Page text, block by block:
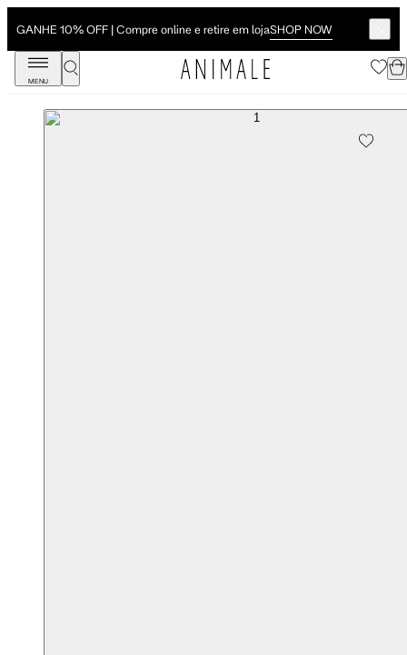
GANHE 10% OFF | Compre online e retire em lojaSHOP NOW
MENU